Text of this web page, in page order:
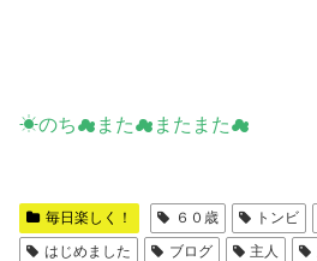
☀のち☁また☁またまた☁
毎日楽しく！ ６０歳 トンビ
はじめました
ブログ 主人